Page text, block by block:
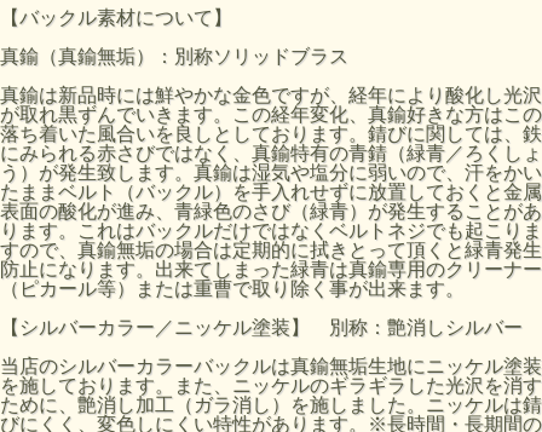
【バックル素材について】
真鍮（真鍮無垢）：別称ソリッドブラス
真鍮は新品時には鮮やかな金色ですが、経年により酸化し光沢
が取れ黒ずんでいきます。この経年変化、真鍮好きな方はこの
落ち着いた風合いを良しとしております。錆びに関しては、鉄
にみられる赤さびではなく、真鍮特有の青錆（緑青／ろくしょ
う）が発生致します。真鍮は湿気や塩分に弱いので、汗をかい
たままベルト（バックル）を手入れせずに放置しておくと金属
表面の酸化が進み、青緑色のさび（緑青）が発生することがあ
ります。これはバックルだけではなくベルトネジでも起こりま
すので、真鍮無垢の場合は定期的に拭きとって頂くと緑青発生
防止になります。出来てしまった緑青は真鍮専用のクリーナー
（ピカール等）または重曹で取り除く事が出来ます。
【シルバーカラー／ニッケル塗装】 別称：艶消しシルバー
当店のシルバーカラーバックルは真鍮無垢生地にニッケル塗装
を施しております。また、ニッケルのギラギラした光沢を消す
ために、艶消し加工（ガラ消し）を施しました。ニッケルは錆
びにくく、変色しにくい特性があります。※長時間・長期間の